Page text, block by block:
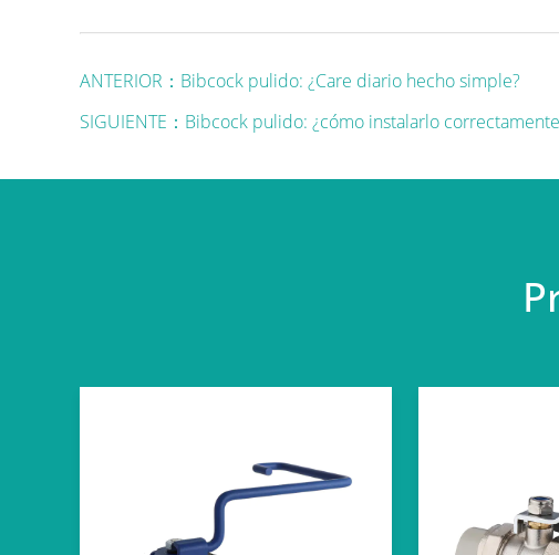
ANTERIOR：Bibcock pulido: ¿Care diario hecho simple?
SIGUIENTE：Bibcock pulido: ¿cómo instalarlo